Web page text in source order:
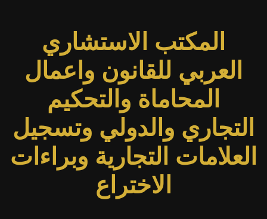
المكتب الاستشاري
العربي للقانون واعمال
المحاماة والتحكيم
التجاري والدولي وتسجيل
العلامات التجارية وبراءات
الاختراع